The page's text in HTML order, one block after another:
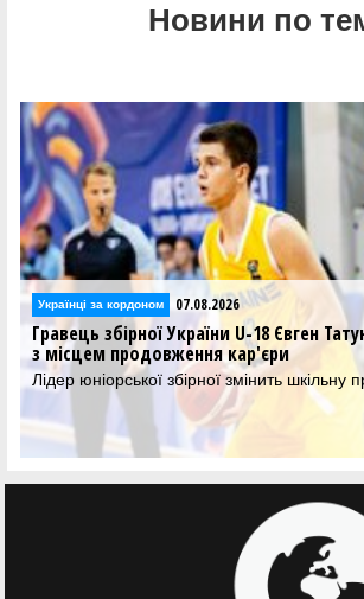
Новини по
Українці за кордоном 07.08.2026
Гравець збірної України U-18 Євген
з місцем продовження кар'єри
Лідер юніорської збірної змінить